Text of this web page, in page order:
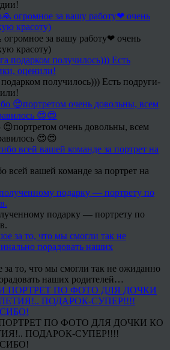
огромное за вашу работу❤ очень
красоту)
получилось))) Есть подруги-
😍портретом очень довольны, всем
😍😍
всей вашей команде за портрет на
подарку — портрету по
за то, что мы смогли так не ожиданно
наших родителей…
ПО ФОТО ДЛЯ ДОЧКИ КО
ПОДАРОК-СУПЕР!!!!